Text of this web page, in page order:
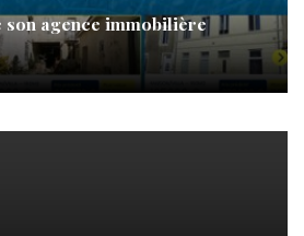
son agence immobilière